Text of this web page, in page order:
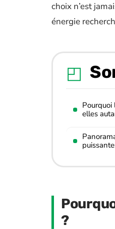
choix n’est
énergie
elles
?